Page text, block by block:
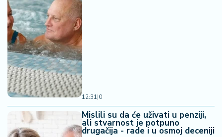
12:31|0
Mislili su da će uživati u penziji,
ali stvarnost je potpuno
drugačija - rade i u osmoj deceniji